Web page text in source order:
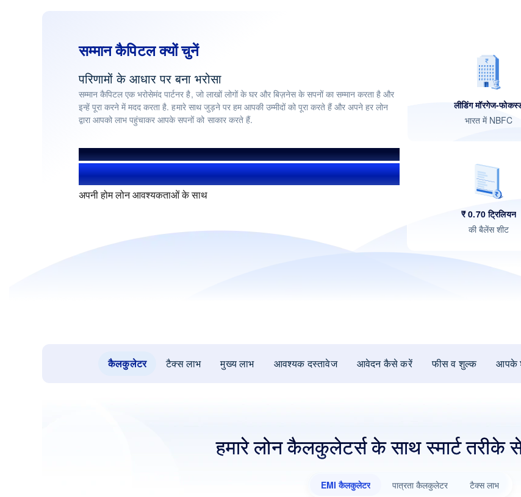
सम्मान कैपिटल क्यों चुनें
परिणामों के आधार पर बना भरोसा
सम्मान कैपिटल एक भरोसेमंद पार्टनर है, जो लाखों लोगों के घर और बिज़नेस के सपनों का सम्मान करता है और
इन्हें पूरा करने में मदद करता है. हमारे साथ जुड़ने पर हम आपकी उम्मीदों को पूरा करते हैं और अपने हर लोन
द्वारा आपको लाभ पहुंचाकर आपके सपनों को साकार करते हैं.
हमसे हुए लाभान्वित
1.4+ मिलियन यूज़र्स
अपनी होम लोन आवश्यकताओं के साथ
लीडिंग मॉरगेज-
भारत में NBFC
₹ 0.70 ट्रिलियन
की बैलेंस शीट
कैलकुलेटर टैक्स लाभ मुख्य लाभ आवश्यक दस्तावेज आवेदन कैसे करें फीस व शुल्क आपके
हमारे लोन कैलकुलेटर्स के साथ स्मार्ट तरीके
EMI कैलकुलेटर पात्रता कैलकुलेटर टैक्स लाभ